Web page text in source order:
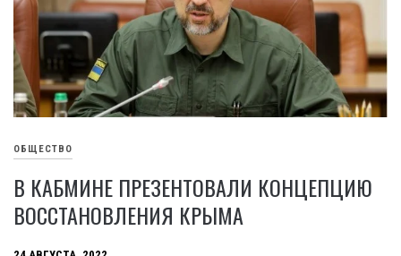
ОБЩЕСТВО
В КАБМИНЕ ПРЕЗЕНТОВАЛИ КОНЦЕПЦИЮ
ВОССТАНОВЛЕНИЯ КРЫМА